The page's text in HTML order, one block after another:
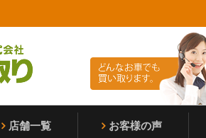
店舗一覧 お客様の声